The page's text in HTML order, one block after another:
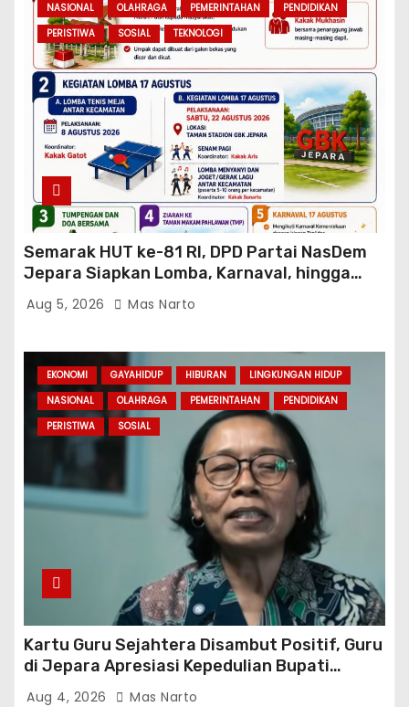
NASIONAL
OLAHRAGA PEMERINTAHAN
PENDIDIKAN
PERISTIWA
SOSIAL TEKNOLOGI
Semarak HUT ke-81 RI, DPD Partai NasDem
Jepara Siapkan Lomba, Karnaval, hingga
Ziarah ke TMP
Aug 5, 2026 Mas Narto
EKONOMI GAYAHIDUP HIBURAN
LINGKUNGAN HIDUP
NASIONAL
OLAHRAGA PEMERINTAHAN
PENDIDIKAN
PERISTIWA
SOSIAL
Kartu Guru Sejahtera Disambut Positif, Guru
di Jepara Apresiasi Kepedulian Bupati
Witiarso Utomo
Aug 4, 2026 Mas Narto